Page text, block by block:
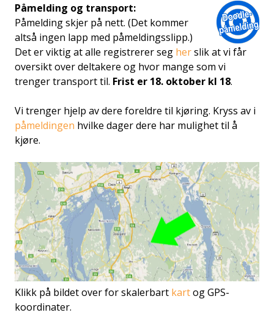
Påmelding og transport:
Påmelding skjer på nett. (Det kommer
altså ingen lapp med påmeldingsslipp.)
Det er viktig at alle registrerer seg herslik at vi får
oversikt over deltakere og hvor mange som vi
trenger transport til. Frist er 18. oktober kl 18.
Vi trenger hjelp av dere foreldre til kjøring. Kryss av i
påmeldingen hvilke dager dere har mulighet til å
kjøre.
Klikk på bildet over for skalerbart kartog GPS-
koordinater.